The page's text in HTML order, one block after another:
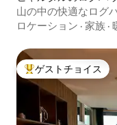
山の中の快適なログ
ロケーション · 家族 ·
大好評のゲストチョ
ゲストチョイス